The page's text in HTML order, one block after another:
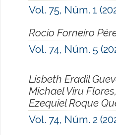
Vol. 75, Núm. 1
Rocío Forneiro
Vol. 74, Núm. 5
Lisbeth Eradil
Michael Viru
Ezequiel Roque
Vol. 74, Núm. 2